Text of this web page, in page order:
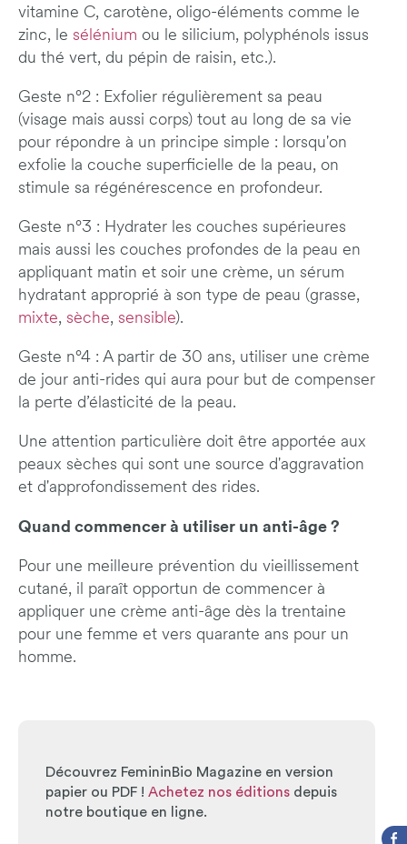
vitamine C, carotène, oligo-éléments comme le
zinc, le sélénium ou le silicium, polyphénols issus
du thé vert, du pépin de raisin, etc.).
Geste n°2 : Exfolier régulièrement sa peau
(visage mais aussi corps) tout au long de sa vie
pour répondre à un principe simple : lorsqu'on
exfolie la couche superficielle de la peau, on
stimule sa régénérescence en profondeur.
Geste n°3 : Hydrater les couches supérieures
mais aussi les couches profondes de la peau en
appliquant matin et soir une crème, un sérum
hydratant approprié à son type de peau (grasse,
mixte, sèche, sensible).
Geste n°4 : A partir de 30 ans, utiliser une crème
de jour anti-rides qui aura pour but de compenser
la perte d’élasticité de la peau.
Une attention particulière doit être apportée aux
peaux sèches qui sont une source d'aggravation
et d'approfondissement des rides.
Quand commencer à utiliser un anti-âge ?
Pour une meilleure prévention du vieillissement
cutané, il paraît opportun de commencer à
appliquer une crème anti-âge dès la trentaine
pour une femme et vers quarante ans pour un
homme.
Découvrez FemininBio Magazine en version
papier ou PDF ! Achetez nos éditions depuis
notre boutique en ligne.